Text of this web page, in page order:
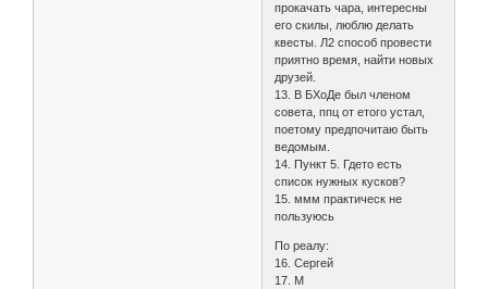
прокачать чара, интересны
его скилы, люблю делать
квесты. Л2 способ провести
приятно время, найти новых
друзей.
13. В БХоДе был членом
совета, ппц от етого устал,
поетому предпочитаю быть
ведомым.
14. Пункт 5. Гдето есть
список нужных кусков?
15. ммм практическ не
пользуюсь
По реалу:
16. Сергей
17. М